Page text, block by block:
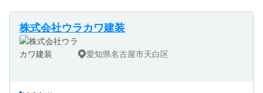
株式会社ウラカワ建装
愛知県名古屋市天白区